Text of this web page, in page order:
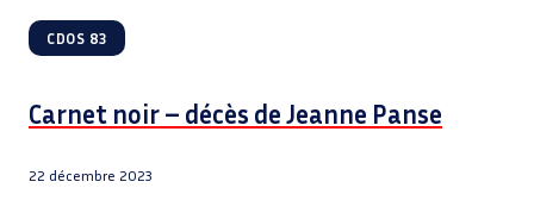
CDOS 83
Carnet noir – décès de Jeanne Panse
22 décembre 2023